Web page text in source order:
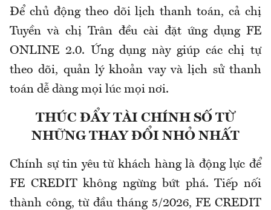
Để chủ động theo dõi lịch thanh toán, cả chị
Tuyền và chị Trân đều cài đặt ứng dụng FE
ONLINE 2.0. Ứng dụng này giúp các chị tự
theo dõi, quản lý khoản vay và lịch sử thanh
toán dễ dàng mọi lúc mọi nơi.
THÚC ĐẨY TÀI CHÍNH SỐ TỪ
NHỮNG THAY ĐỔI NHỎ NHẤT
Chính sự tin yêu từ khách hàng là động lực để
FE CREDIT không ngừng bứt phá. Tiếp nối
thành công, từ đầu tháng 5/2026, FE CREDIT